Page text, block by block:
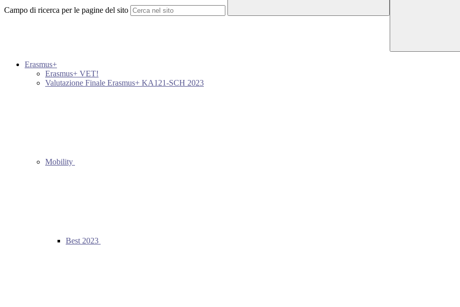
Campo di ricerca per le pagine del sito
Erasmus+
Erasmus+ VET!
Valutazione Finale Erasmus+ KA121-SCH 2023
Mobility
Best 2023